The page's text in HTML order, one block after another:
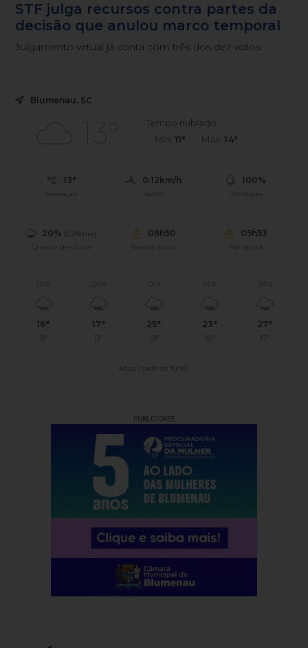
STF julga recursos contra partes da
decisão que anulou marco temporal
Julgamento virtual já conta com três dos dez votos
Blumenau, SC
13°
Tempo nublado
Mín. 11° Máx. 14°
13°
Sensação
0.12km/h
Vento
100%
Umidade
20% (0.28mm)
Chance de chuva
06h50
Nascer do sol
05h53
Pôr do sol
TER
16°
11°
QUA
17°
11°
25°
13°
SEX
23°
16°
SÁB
27°
17°
Atualizado às 10h01
PUBLICIDADE